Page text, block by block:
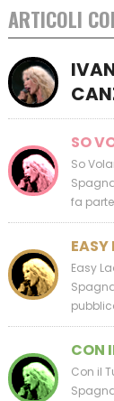
ARTICOLI
SO
So
fa
EASY
Easy
CON
Con il